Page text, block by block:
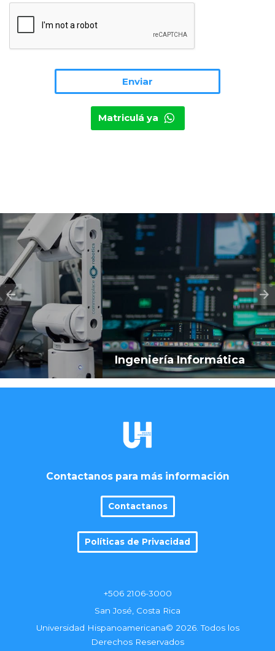
Matriculá ya
Ingeniería Informática
Contactanos para más información
Contactanos
Políticas de Privacidad
+506 2106-3000
San José, Costa Rica
Universidad Hispanoamericana© 2026. Todos los
Derechos Reservados